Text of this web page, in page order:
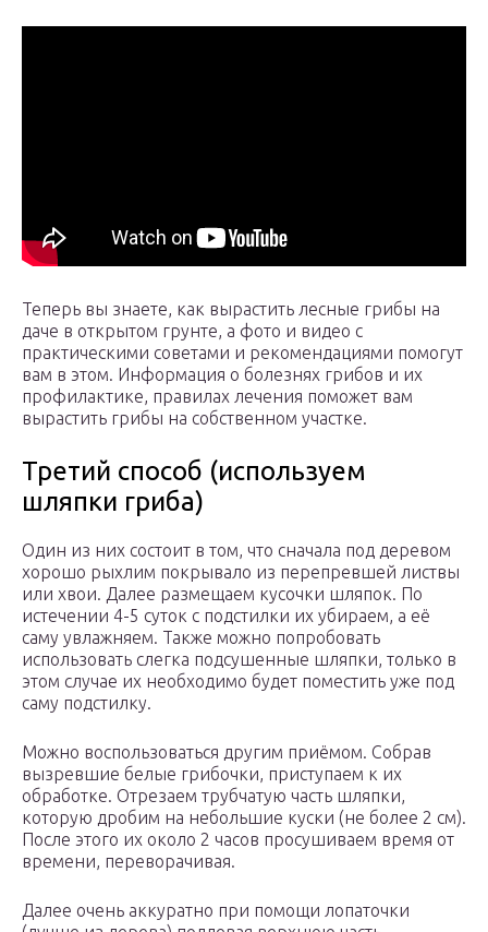
Теперь вы знаете, как вырастить лесные грибы на
даче в открытом грунте, а фото и видео с
практическими советами и рекомендациями помогут
вам в этом. Информация о болезнях грибов и их
профилактике, правилах лечения поможет вам
вырастить грибы на собственном участке.
Третий способ (используем
шляпки гриба)
Один из них состоит в том, что сначала под деревом
хорошо рыхлим покрывало из перепревшей листвы
или хвои. Далее размещаем кусочки шляпок. По
истечении 4-5 суток с подстилки их убираем, а её
саму увлажняем. Также можно попробовать
использовать слегка подсушенные шляпки, только в
этом случае их необходимо будет поместить уже под
саму подстилку.
Можно воспользоваться другим приёмом. Собрав
вызревшие белые грибочки, приступаем к их
обработке. Отрезаем трубчатую часть шляпки,
которую дробим на небольшие куски (не более 2 см).
После этого их около 2 часов просушиваем время от
времени, переворачивая.
Далее очень аккуратно при помощи лопаточки